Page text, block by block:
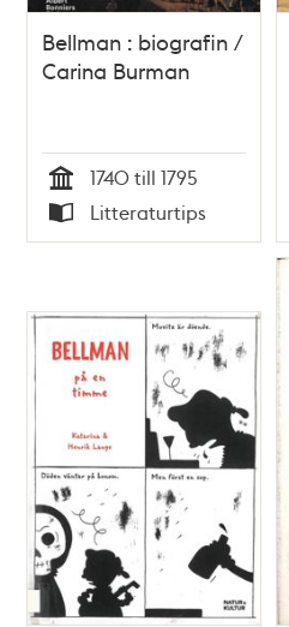
Bellman : biografin /
Carina Burman
Tid
1740 till 1795
Typ
Litteraturtips